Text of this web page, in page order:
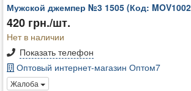
Мужской джемпер №3 1505 (Код:
420 грн./шт.
Нет в наличии
Показать телефон
Оптовый интернет-магазин Оптом7
Жалоба